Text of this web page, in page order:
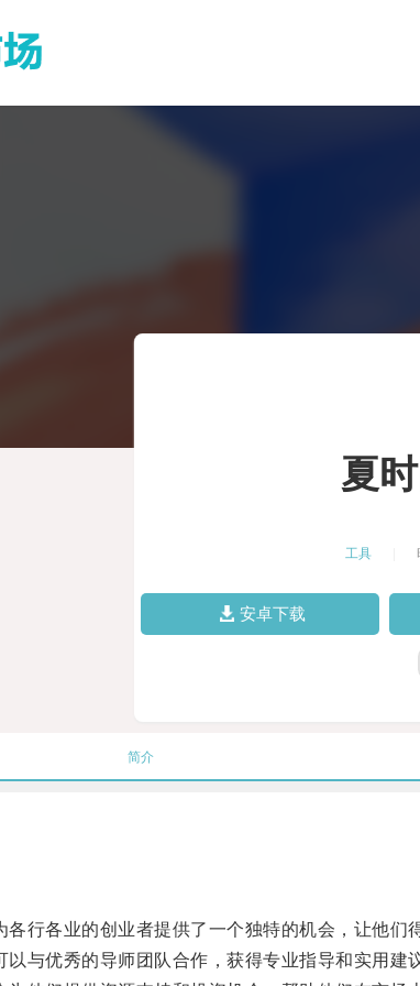
夏
工具
安卓下载
简介
各业的创业者提供了一个独特的机会，让他们
优秀的导师团队合作，获得专业指导和实用建议